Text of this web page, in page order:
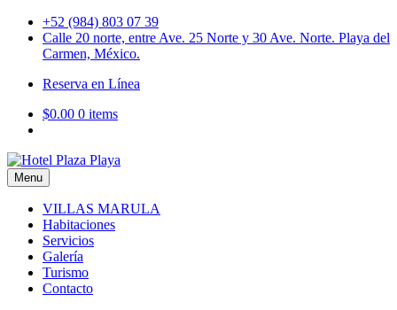
Skip
content
+52 (984) 803 07 39
Calle 20 norte, entre Ave. 25 Norte y 30 Ave. Norte. Playa del
Carmen, México.
Reserva en Línea
$0.00 0 items
Hotel Plaza Playa
Menu
VILLAS MARULA
Habitaciones
Servicios
Galería
Turismo
Contacto